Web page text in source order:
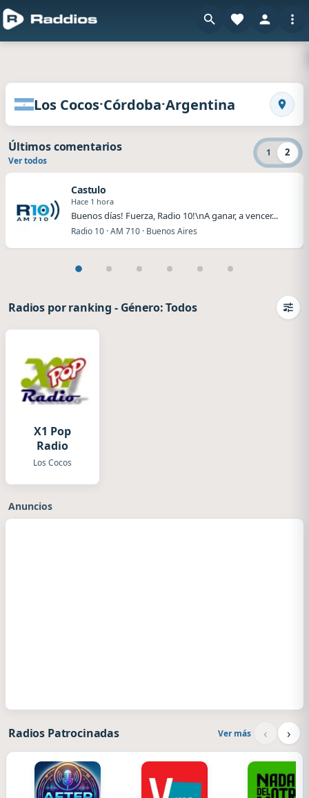
Radios de Los Cocos · Córdoba · Argentinaen
Los Cocos·Córdoba·Argentina
1 2
Últimos comentarios
Ver todos
Castulo
Hace 1 hora
Buenos días! Fuerza, Radio 10!\nA ganar, a vencer...
Radio 10 · AM 710 · Buenos Aires
Radios por ranking - Género: Todos
X1 Pop
Radio
Los Cocos
Anuncios
Radios Patrocinadas Ver más ‹ ›